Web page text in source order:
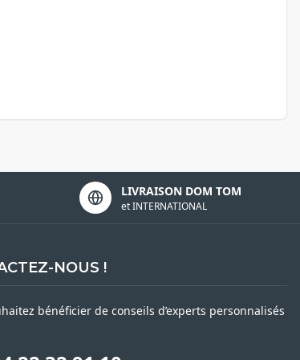
LIVRAISON DOM TOM
et INTERNATIONAL
NOUS !
bénéficier de conseils d’experts personnalisés